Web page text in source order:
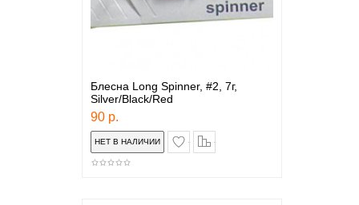
Блесна Long Spinner, #2, 7г,
Silver/Black/Red
90 р.
в закладки